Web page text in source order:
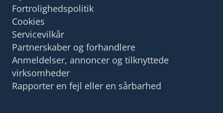
Fortrolighedspolitik
Cookies
Servicevilkår
Partnerskaber og forhandlere
Anmeldelser, annoncer og tilknyttede
virksomheder
Rapporter en fejl eller en sårbarhed